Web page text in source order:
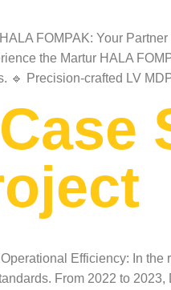
FOMPAK: Your
the Martur HALA
🔹 Precision-crafted LV
Efficiency: In
From 2022 to